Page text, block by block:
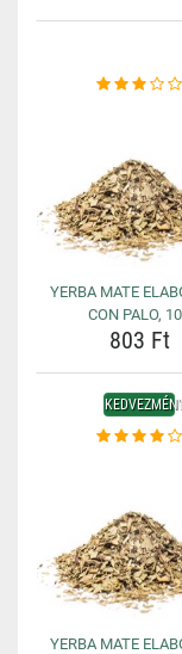
YERBA MATE
CON PALO,
803 Ft
YERBA MATE